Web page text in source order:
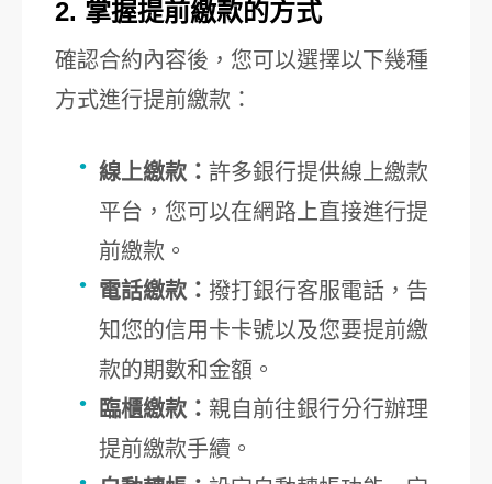
2. 掌握提前繳款的方式
確認合約內容後，您可以選擇以下幾種
方式進行提前繳款：
線上繳款： 許多銀行提供線上繳款
平台，您可以在網路上直接進行提
前繳款。
電話繳款： 撥打銀行客服電話，告
知您的信用卡卡號以及您要提前繳
款的期數和金額。
臨櫃繳款： 親自前往銀行分行辦理
提前繳款手續。